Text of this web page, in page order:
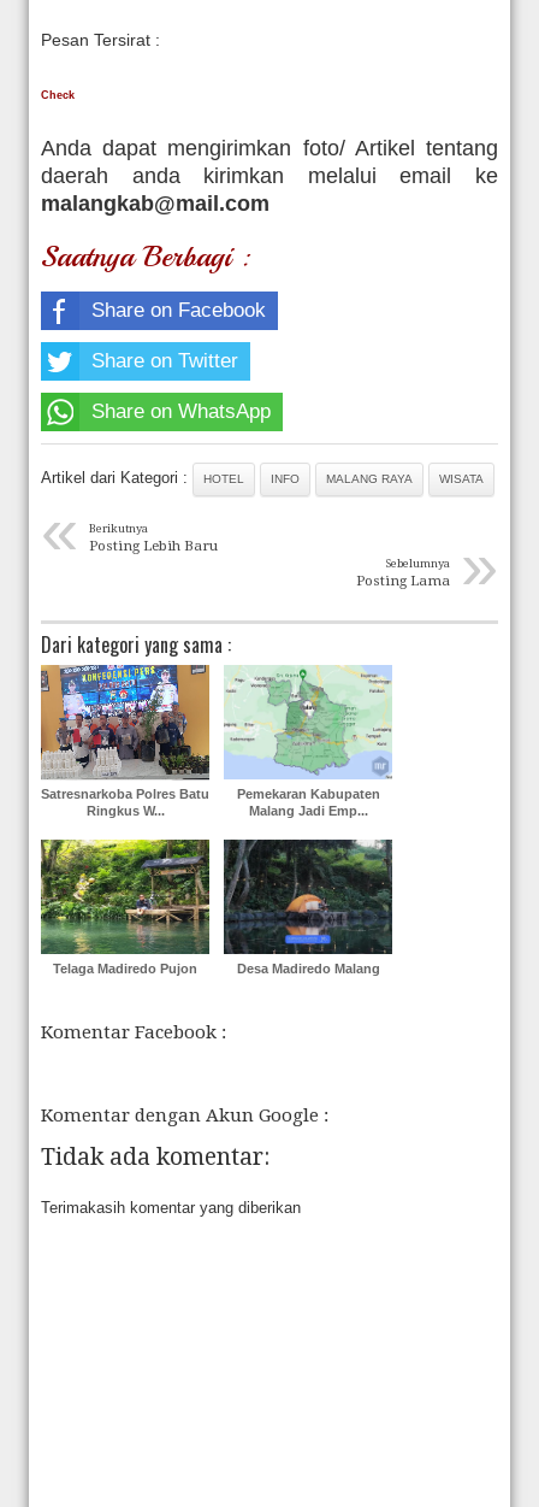
Pesan Tersirat :
Check
Anda dapat mengirimkan foto/ Artikel tentang
daerah anda kirimkan melalui email ke
malangkab@mail.com
Saatnya Berbagi :
Share on Facebook
Share on Twitter
Share on WhatsApp
Artikel dari Kategori : HOTEL INFO MALANG RAYA WISATA
« Berikutnya
Posting Lebih Baru »
Sebelumnya
Posting Lama
Dari kategori yang sama :
Satresnarkoba Polres Batu
Ringkus W...
Pemekaran Kabupaten
Malang Jadi Emp...
Telaga Madiredo Pujon Desa Madiredo Malang
Komentar Facebook :
Komentar dengan Akun Google :
Tidak ada komentar:
Terimakasih komentar yang diberikan